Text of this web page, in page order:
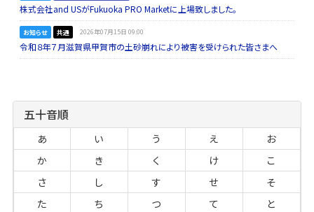
株式会社and USがFukuoka PRO Marketに上場致しました。
お知らせ 共通 2026年07月15日 09:00
令和８年７月滋賀県甲賀市の土砂崩れにより被害を受けられた皆さまへ
五十音順
あ い う え
お
か
き く け
こ
さ
し す せ
そ
た
ち つ て
と